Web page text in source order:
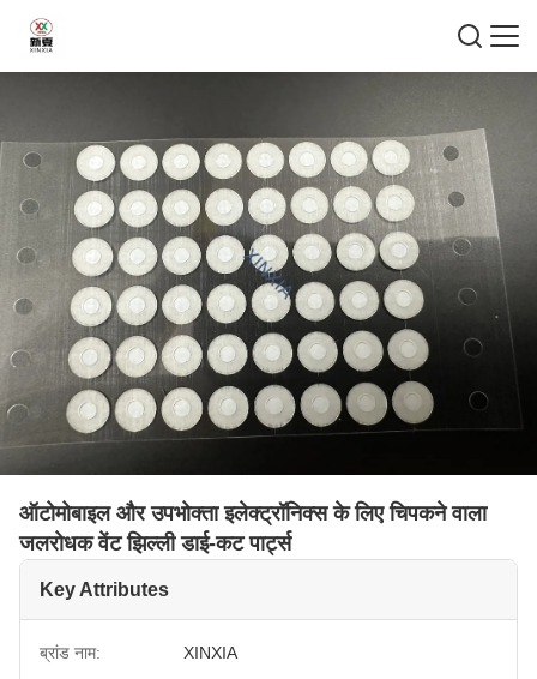
ऑटोमोबाइल और उपभोक्ता इलेक्ट्रॉनिक्स के लिए चिपकने वाला
जलरोधक वेंट झिल्ली डाई-कट पार्ट्स
Key Attributes
ब्रांड नाम:
XINXIA